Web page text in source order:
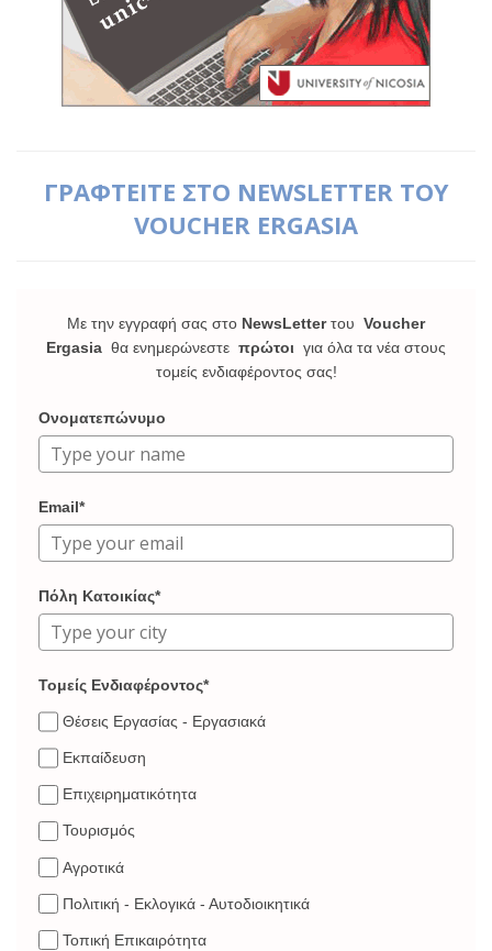
ΓΡΑΦΤΕΙΤΕ ΣΤΟ NEWSLETTER ΤΟΥ
VOUCHER ERGASIA
Με την εγγραφή σας στο NewsLetterτου Voucher
Ergasia θα ενημερώνεστε πρώτοι για όλα τα νέα στους
τομείς ενδιαφέροντος σας!
Ονοματεπώνυμο
Email*
Πόλη Κατοικίας*
Τομείς Ενδιαφέροντος*
Θέσεις Εργασίας - Εργασιακά
Εκπαίδευση
Επιχειρηματικότητα
Τουρισμός
Αγροτικά
Πολιτική - Εκλογικά - Αυτοδιοικητικά
Τοπική Επικαιρότητα